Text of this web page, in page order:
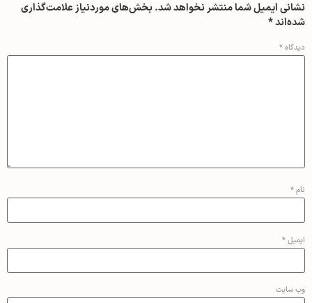
نشانی ایمیل شما منتشر نخواهد شد.بخش‌های موردنیاز علامت‌گذاری
شده‌اند*
دیدگاه*
نام*
ایمیل*
وب‌ سایت